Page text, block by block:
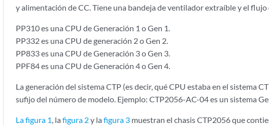
y alimentación de CC. Tiene una bandeja de ventilador extraíble y el flujo
PP310 es una CPU de Generación 1 o Gen 1.
PP332 es una CPU de generación 2 o Gen 2.
PP833 es una CPU de Generación 3 o Gen 3.
PPF84 es una CPU de Generación 4 o Gen 4.
La generación del sistema CTP (es decir, qué CPU estaba en el sistema
sufijo del número de modelo. Ejemplo: CTP2056-AC-04 es un sistema
La figura 1, la figura 2y la figura 3 muestran el chasis CTP2056 que